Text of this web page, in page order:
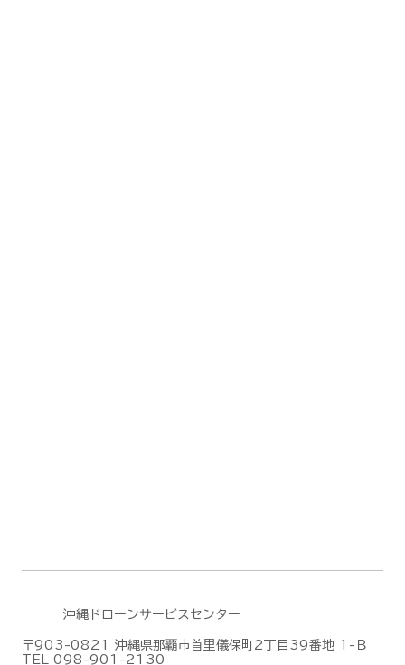
沖縄ドローンサービスセンター
〒903-0821 沖縄県那覇市首里儀保町2丁目39番地 1-Ｂ
TEL 098-901-2130